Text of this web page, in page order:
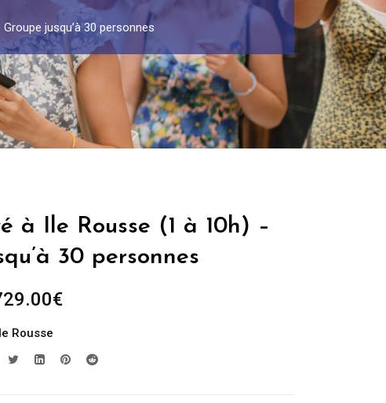
jusqu’à 30 personnes
à Ile Rousse (1 à 10h) –
30 personnes
€Plage
279.00€
Rousse